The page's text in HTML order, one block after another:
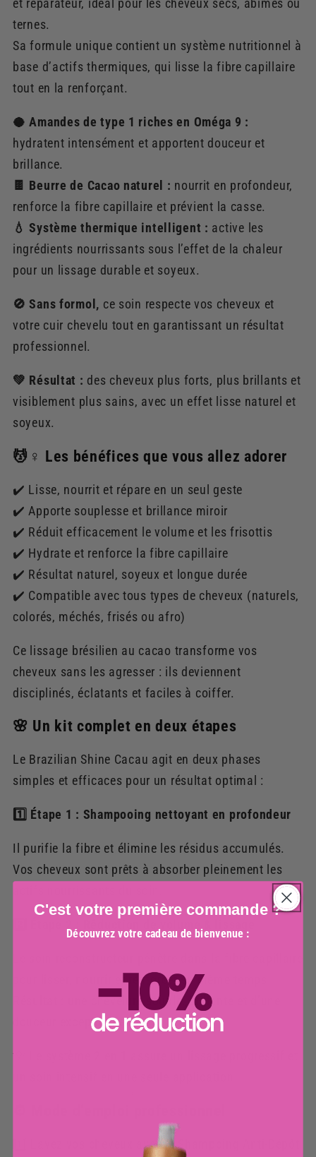
et réparateur, idéal pour les cheveux secs, abîmés ou
ternes.
Sa formule unique contient un système nutritionnel à
base d’actifs thermiques, qui lisse la fibre capillaire
tout en la renforçant.
🥥 Amandes de type 1 riches en Oméga 9 :
hydratent intensément et apportent douceur et
brillance.
🍫 Beurre de Cacao naturel : nourrit en profondeur,
renforce la fibre capillaire et prévient la casse.
💧 Système thermique intelligent : active les
ingrédients nourrissants sous l’effet de la chaleur
pour un lissage durable et soyeux.
🚫 Sans formol, ce soin respecte vos cheveux et
votre cuir chevelu tout en garantissant un résultat
professionnel.
💚 Résultat : des cheveux plus forts, plus brillants et
visiblement plus sains, avec un effet lisse naturel et
soyeux.
💆♀️ Les bénéfices que vous allez adorer
✔️ Lisse, nourrit et répare en un seul geste
✔️ Apporte souplesse et brillance miroir
✔️ Réduit efficacement le volume et les frisottis
✔️ Hydrate et renforce la fibre capillaire
✔️ Résultat naturel, soyeux et longue durée
✔️ Compatible avec tous types de cheveux (naturels,
colorés, méchés, frisés ou afro)
Ce lissage brésilien au cacao transforme vos
cheveux sans les agresser : ils deviennent
disciplinés, éclatants et faciles à coiffer.
🌸 Un kit complet en deux étapes
Le Brazilian Shine Cacau agit en deux phases
simples et efficaces pour un résultat optimal :
1️⃣ Étape 1 : Shampooing nettoyant en profondeur
Il purifie la fibre et élimine les résidus accumulés.
Vos cheveux sont prêts à absorber pleinement les
2️⃣ Étape 2 : Réduction de volume & lissage
pour lisser, nourrir et renforcer en même temps.
Résultat : une chevelure souple, brillante et d’une
douceur exceptionnelle.
💡 Le système 2 en 1 assure un lissage progressif et
1️⃣ Lavez vos cheveux avec le Shampoing Anti-Dépôt
C'est votre première commande ?
Découvrez votre cadeau de bienvenue :